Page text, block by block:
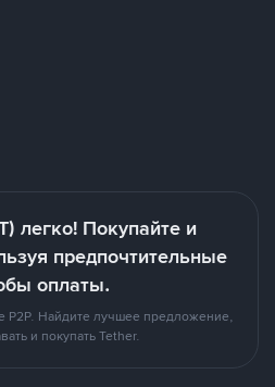
легко! Покупайте и
предпочтительные
оплаты.
P2P. Найдите лучшее предложение,
и покупать Tether.